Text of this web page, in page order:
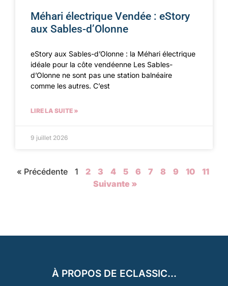
Méhari électrique Vendée : eStory
aux Sables-d’Olonne
eStory aux Sables-d’Olonne : la Méhari électrique
idéale pour la côte vendéenne Les Sables-
d’Olonne ne sont pas une station balnéaire
comme les autres. C’est
LIRE LA SUITE »
9 juillet 2026
« Précédente 1 2 3 4 5 6 7 8 9 10
11
Suivante »
À PROPOS DE ECLASSIC...